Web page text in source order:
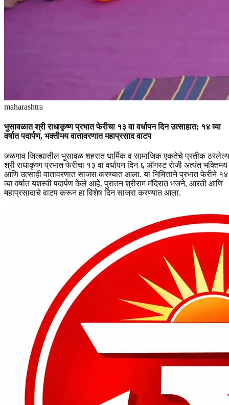
maharashtra
भुसावळात श्री राधाकृष्ण प्रभात फेरीचा १३ वा वर्धापन दिन उत्साहात; १४ व्या
वर्षात पदार्पण, भक्तीमय वातावरणात महाप्रसाद वाटप
जळगाव जिल्ह्यातील भुसावळ शहरात धार्मिक व सामाजिक एकतेचे प्रतीक
श्री राधाकृष्ण प्रभात फेरीचा १३ वा वर्धापन दिन ६ ऑगस्ट रोजी अत्यंत भक्तिमय
आणि उत्साही वातावरणात साजरा करण्यात आला. या निमित्ताने प्रभात फेरीने १४
व्या वर्षात यशस्वी पदार्पण केले आहे. पुरातन श्रीराम मंदिरात भजने, आरती आणि
महाप्रसादाचे वाटप करून हा विशेष दिन साजरा करण्यात आला.